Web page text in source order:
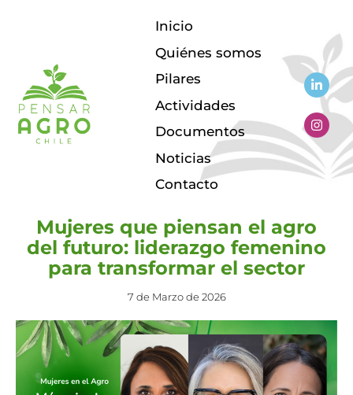
Inicio
Quiénes somos
Pilares
Actividades
Documentos
Noticias
Contacto
HOJA DE RUTA MUJERES EN EL AGRO
Mujeres que piensan el agro
del futuro: liderazgo femenino
para transformar el sector
7 de Marzo de 2026